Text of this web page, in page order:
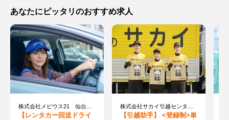
あなたにピッタリのおすすめ求人
【レンタカー回送ドライ
【引越助手】 <登録制>単